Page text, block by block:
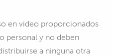
en video proporcionados
personal y no deben
a ninguna otra